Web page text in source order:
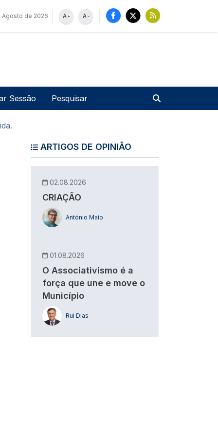
Agosto de 2026 -
A
+
A
de utilizador
Sessão
ARTIGOS DE OPINIÃO
02.08.2026
CRIAÇÃO
António Maio
01.08.2026
O Associativismo é a
força que une e move o
Município
Rui Dias